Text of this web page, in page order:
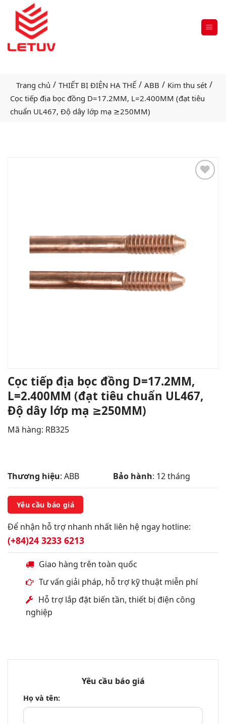
Trang chủ / THIẾT BỊ ĐIỆN HẠ THẾ / ABB / Kim thu sét /
Cọc tiếp địa bọc đồng D=17.2MM, L=2.400MM (đạt tiêu
chuẩn UL467, Độ dây lớp mạ ≥250ΜM)
Cọc tiếp địa bọc đồng D=17.2MM,
L=2.400MM (đạt tiêu chuẩn UL467,
Độ dây lớp mạ ≥250ΜM)
Mã hàng: RB325
Thương hiệu: ABB Bảo hành: 12 tháng
Yêu cầu báo giá
Để nhận hỗ trợ nhanh nhất liên hệ ngay hotline:
(+84)24 3233 6213
Giao hàng trên toàn quốc
Tư vấn giải pháp, hỗ trợ kỹ thuật miễn phí
Hỗ trợ lắp đặt biến tần, thiết bị điện công
nghiệp
Yêu cầu báo giá
Họ và tên: